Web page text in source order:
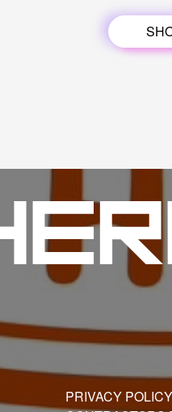
PRIVACY POLICY